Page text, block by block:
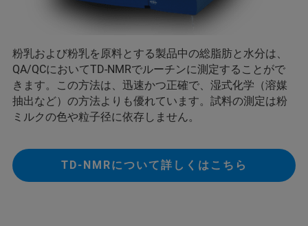
粉乳および粉乳を原料とする製品中の総脂肪と水分は、
QA/QCにおいてTD-NMRでルーチンに測定することがで
きます。この方法は、迅速かつ正確で、湿式化学（溶媒
抽出など）の方法よりも優れています。試料の測定は粉
ミルクの色や粒子径に依存しません。
TD-NMRについて詳しくはこちら